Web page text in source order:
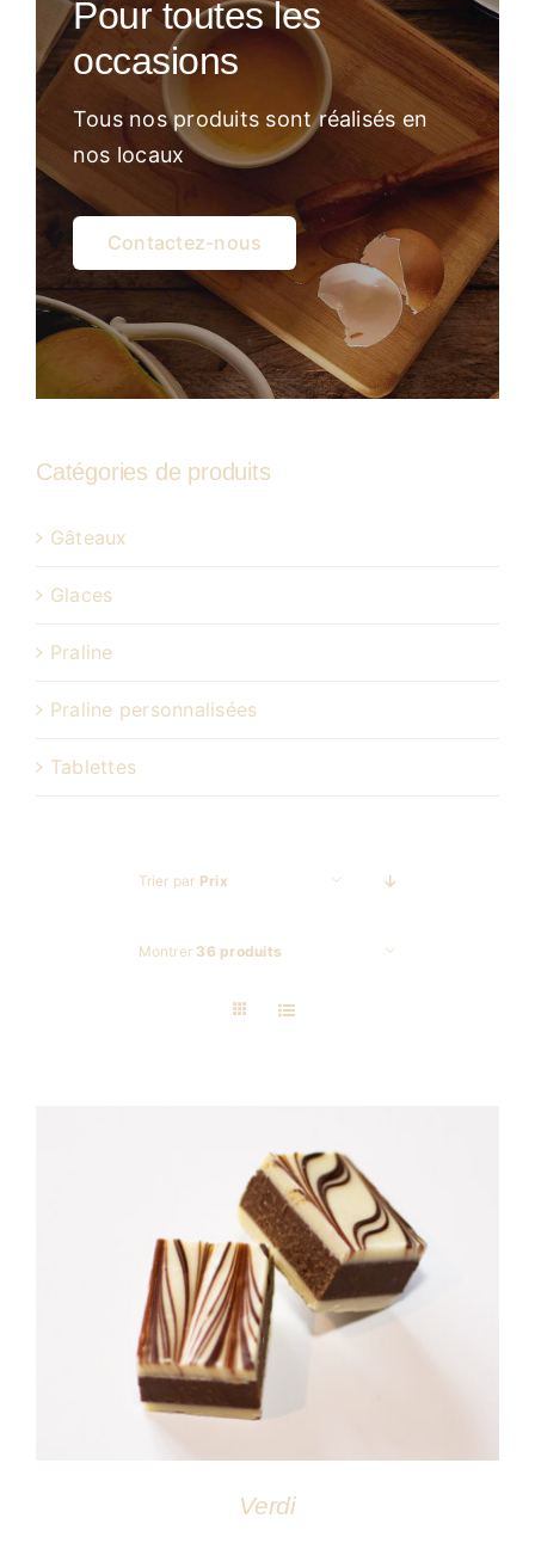
Atelier
Pour toutes les
occasions
Tous nos produits sont réalisés en
nos locaux
Contactez-nous
Catégories de produits
Gâteaux
Glaces
Praline
Praline personnalisées
Tablettes
Trier par Prix
Montrer 36 produits
DÉTAILS
Verdi